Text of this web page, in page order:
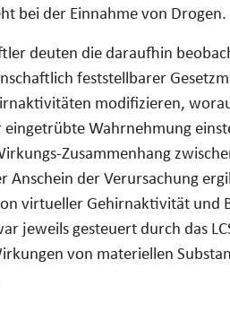
bei der Einnahme von Drogen.
deuten die daraufhin
feststellbarer
modifizieren,
Wahrnehmung
Zusammenhang
Anschein der Verursachung
virtueller Gehirnaktivität und
jeweils gesteuert durch das
von materiellen